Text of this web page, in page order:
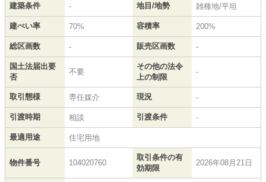
建築条件 - 地目/地勢 雑種地/平坦
建ぺい率 70% 容積率 200%
総区画数 - 販売区画数 -
国土法届出要
否
不要
その他の法令
上の制限
-
取引態様 専任媒介 現況 -
引渡時期 相談 引渡条件 -
最適用途 住宅用地
物件番号 104020760
取引条件の有
効期限
2026年08月21日